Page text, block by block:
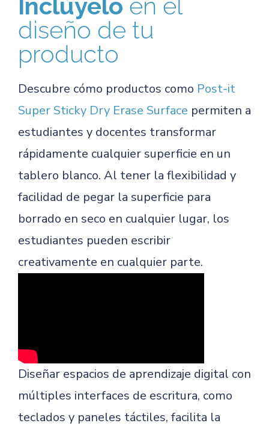
Inclúyelo en el
diseño de tu
producto
Descubre cómo productos como Post-it
Super Sticky Dry Erase Surface permiten a
estudiantes y docentes transformar
rápidamente cualquier superficie en un
tablero blanco. Al tener la flexibilidad y
facilidad de pegar la superficie para
borrado en seco en cualquier lugar, los
estudiantes pueden escribir
creativamente en cualquier parte.
Diseñar espacios de aprendizaje digital con
múltiples interfaces de escritura, como
teclados y paneles táctiles, facilita la